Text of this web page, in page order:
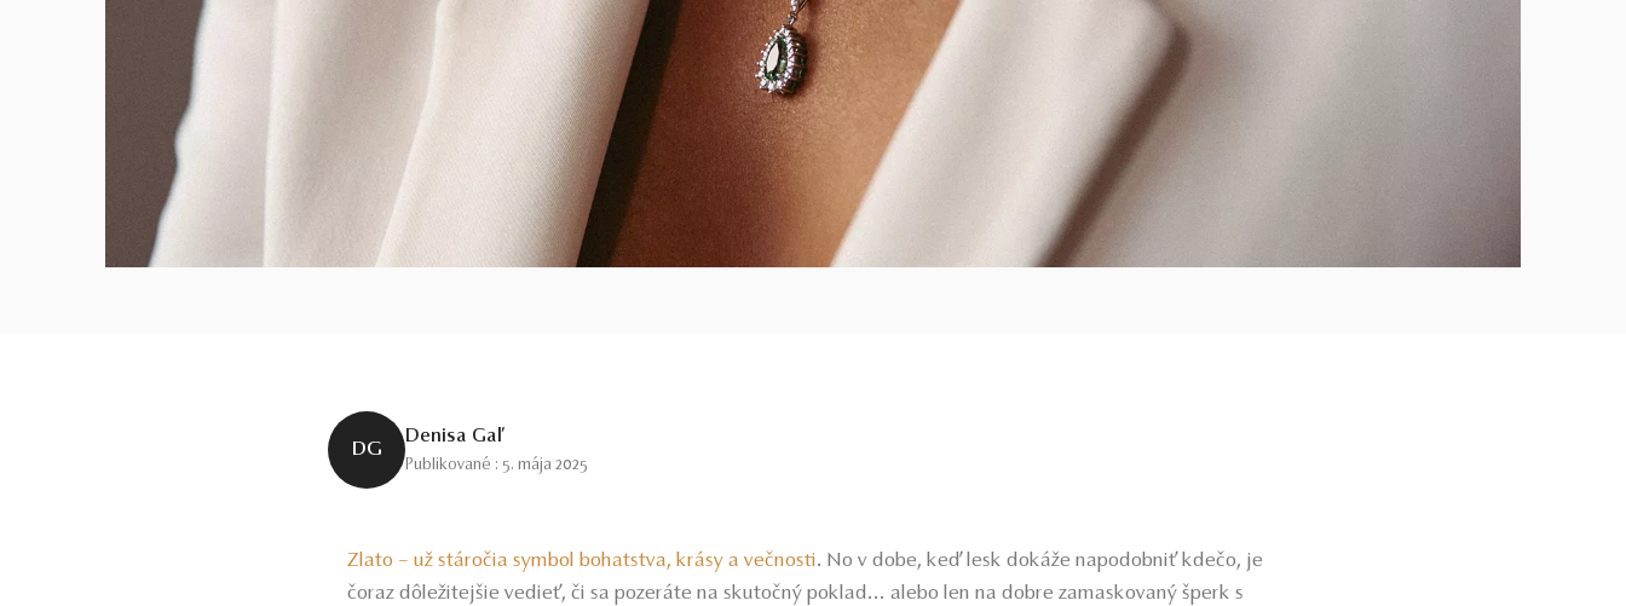
DG
Denisa Gaľ
Publikované : 5. mája 2025
Zlato – už stáročia symbol bohatstva, krásy a večnosti. No v dobe, keď lesk dokáže napodobniť kdečo, je
čoraz dôležitejšie vedieť, či sa pozeráte na skutočný poklad... alebo len na dobre zamaskovaný šperk s